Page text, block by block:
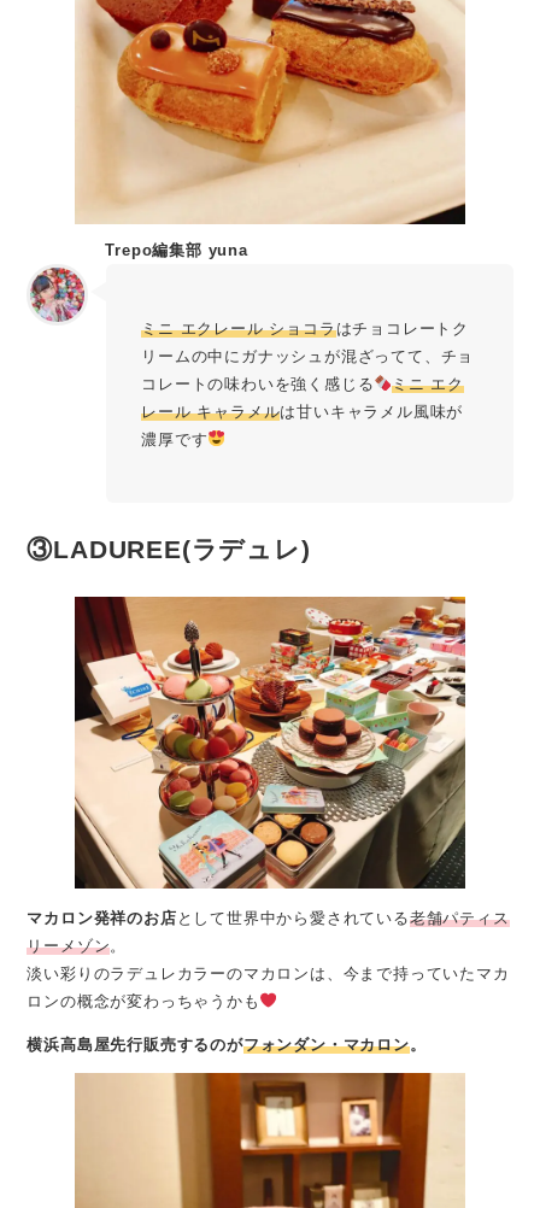
Trepo編集部 yuna
ミニ エクレール ショコラはチョコレートク
リームの中にガナッシュが混ざってて、チョ
コレートの味わいを強く感じる
ミニ エク
レール キャラメルは甘いキャラメル風味が
濃厚です
③LADUREE(ラデュレ)
マカロン発祥のお店 として世界中から愛されている老舗パティス
リーメゾン。
淡い彩りのラデュレカラーのマカロンは、今まで持っていたマカ
ロンの概念が変わっちゃうかも
横浜高島屋先行販売するのがフォンダン・マカロン。